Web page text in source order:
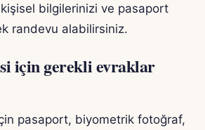
bilgilerinizi ve pasaport
randevu alabilirsiniz.
için gerekli evraklar
pasaport, biyometrik fotoğraf,